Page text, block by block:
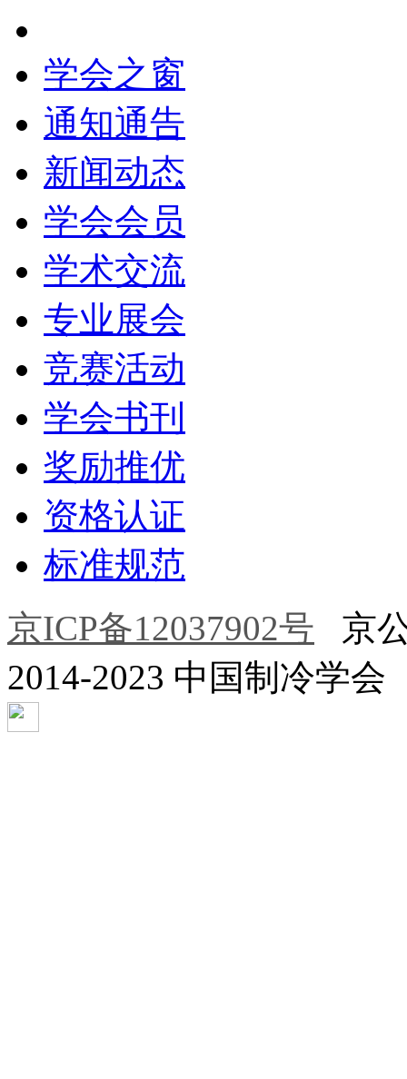
学会之窗
通知通告
新闻动态
学会会员
学术交流
专业展会
竞赛活动
学会书刊
奖励推优
资格认证
标准规范
京ICP备12037902号 京
2014-2023 中国制冷学会